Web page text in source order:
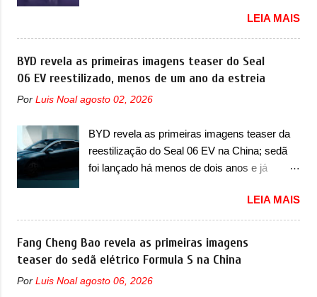
Era o Pointer, versão hatchback do Logus
que chegava depois de um ano de atraso. A
invasão de 1994 foi marcava pelos
franceses, alemães, japoneses e coreanos
que chegaram arrancando corações em
destacaram nas vendas em 1994 foram o
Renault R19 que vinha em 3 versões de
carroceria, sendo duas do hatch e o sedan, a
vai apresentar na China as primeiras
mudanças para o Z20, um misto de hatch
com SUV que é vendido no mercado chinês
desde o lançamento, em 2024. Agora, o
visual e também mudará de nome. Vendido
passará a ser vendido na China apenas
como ‘20’. Junto das mudanças visuais, a
marca confirmou que ele pode ser um dos
novo motor elétrico. Chamado de ’16 em 1’,
também chamado de Thunder, ele apresenta
uma melhoria de eficiência térmica e integra
12 elementos de hardware. Entre eles, motor
elétrico, controlador de motor, redutor,
LEIA MAIS
BYD revela as primeiras imagens teaser do Seal
06 EV reestilizado, menos de um ano da estreia
Por Luis Noal agosto 02, 2026
BYD revela as primeiras imagens teaser da
reestilização do Seal 06 EV na China; sedã
foi lançado há menos de dois anos e já
revelou as primeiras imagens teaser de uma
mudança visual para um dos seus menores
sedãs elétricos na China, pertencente à linha
Ocean. Trata-se do Seal 06 EV, lançado no
de um ano. O modelo agora passará a ser
LEIA MAIS
Fang Cheng Bao revela as primeiras imagens
teaser do sedã elétrico Formula S na China
Por Luis Noal agosto 06, 2026